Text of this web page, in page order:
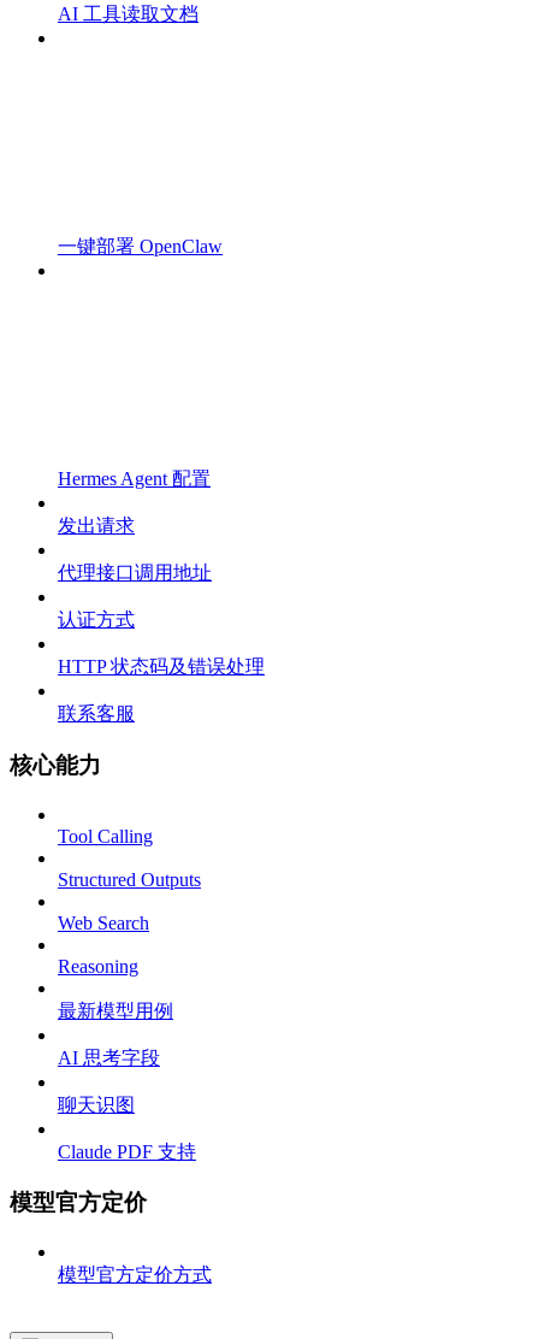
AI 工具读取文档
一键部署 OpenClaw
Hermes Agent 配置
发出请求
代理接口调用地址
认证方式
HTTP 状态码及错误处理
联系客服
核心能力
Tool Calling
Structured Outputs
Web Search
Reasoning
最新模型用例
AI 思考字段
聊天识图
Claude PDF 支持
模型官方定价
模型官方定价方式